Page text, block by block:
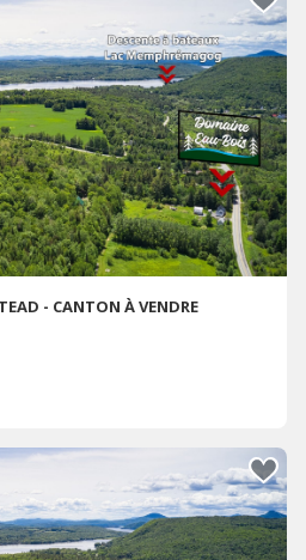
- CANTON À VENDRE